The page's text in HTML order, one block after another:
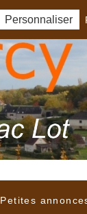
Petites
Personnaliser